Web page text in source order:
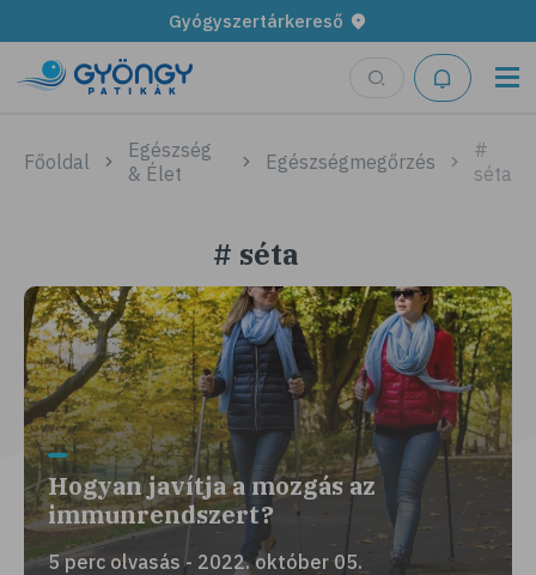
Gyógyszertárkereső
Főoldal
Egészség
& Élet
Egészségmegőrzés
#
séta
# séta
Hogyan javítja a mozgás az
immunrendszert?
5 perc olvasás - 2022. október 05.